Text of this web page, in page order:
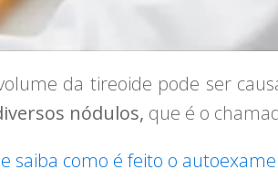
da tireoide pode ser
nódulos, que é o
saiba como é feito o